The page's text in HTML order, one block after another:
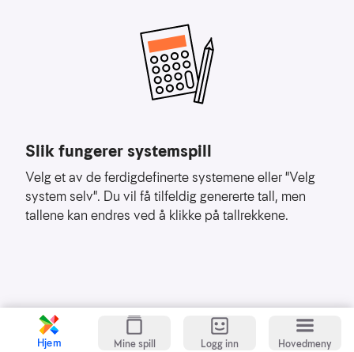
Hjem Mine spill Logg inn Hovedmeny
Slik fungerer systemspill
Velg et av de ferdigdefinerte systemene eller "Velg
system selv". Du vil få tilfeldig genererte tall, men
tallene kan endres ved å klikke på tallrekkene.